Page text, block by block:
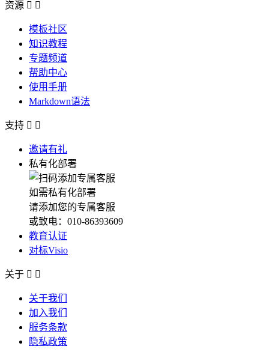
资源  
模板社区
知识教程
专题频道
帮助中心
使用手册
Markdown语法
支持  
邀请有礼
私有化部署
如需私有化部署
请添加您的专属客服
或致电：010-86393609
教育认证
对标Visio
关于  
关于我们
加入我们
服务条款
隐私政策